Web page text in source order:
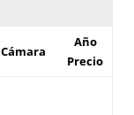
Cámara
Año
Precio